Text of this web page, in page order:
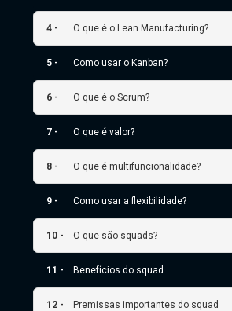
4 - O que é o Lean Manufacturing?
5 - Como usar o Kanban?
6 - O que é o Scrum?
7 - O que é valor?
8 - O que é multifuncionalidade?
9 - Como usar a flexibilidade?
10 - O que são squads?
11 - Benefícios do squad
12 - Premissas importantes do squad